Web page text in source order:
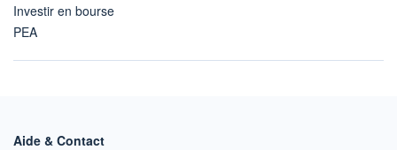
Investir en bourse
PEA
Aide & Contact